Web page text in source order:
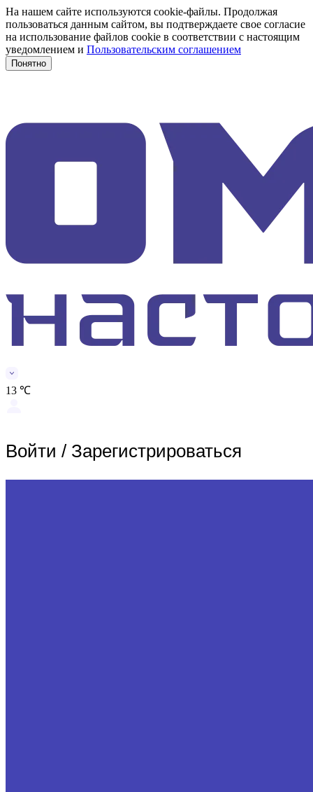
На нашем сайте используются cookie-файлы. Продолжая
пользоваться данным сайтом, вы подтверждаете свое согласие
на использование файлов cookie в соответствии с настоящим
уведомлением и Пользовательским соглашением
Понятно
13 ℃
Войти / Зарегистрироваться